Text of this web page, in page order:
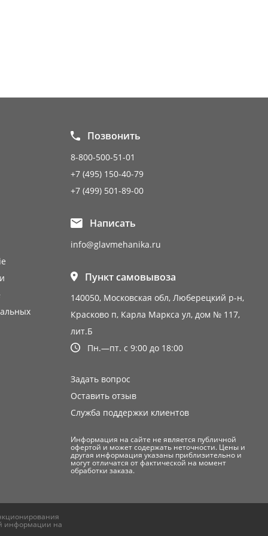
Позвонить
8-800-500-51-01
+7 (495) 150-40-79
+7 (499) 501-89-00
Написать
info@glavmehanika.ru
Пункт самовывоза
140050, Московская обл, Люберецкий р-н,
Красково п, Карла Маркса ул, дом № 117,
лит.Б
Пн.—пт. с 9:00 до 18:00
Задать вопрос
Оставить отзыв
Служба поддержки клиентов
Информация на сайте не является публичной
офертой и может содержать неточности. Цены и
другая информация указаны приблизительно и
могут отличатся от фактической на момент
обработки заказа.
информации на